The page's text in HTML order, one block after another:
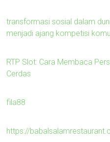
transformasi sosial dalam
menjadi ajang kompetisi
RTP Slot: Cara Membaca
Cerdas
fila88
https://